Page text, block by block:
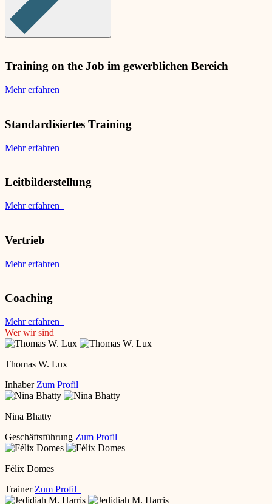
Training on the Job im gewerblichen Bereich
Mehr erfahren
Standardisiertes Training
Mehr erfahren
Leitbilderstellung
Mehr erfahren
Vertrieb
Mehr erfahren
Coaching
Mehr erfahren
Wer wir sind
Thomas W. Lux
Inhaber Zum Profil
Nina Bhatty
Geschäftsführung Zum Profil
Félix Domes
Trainer Zum Profil